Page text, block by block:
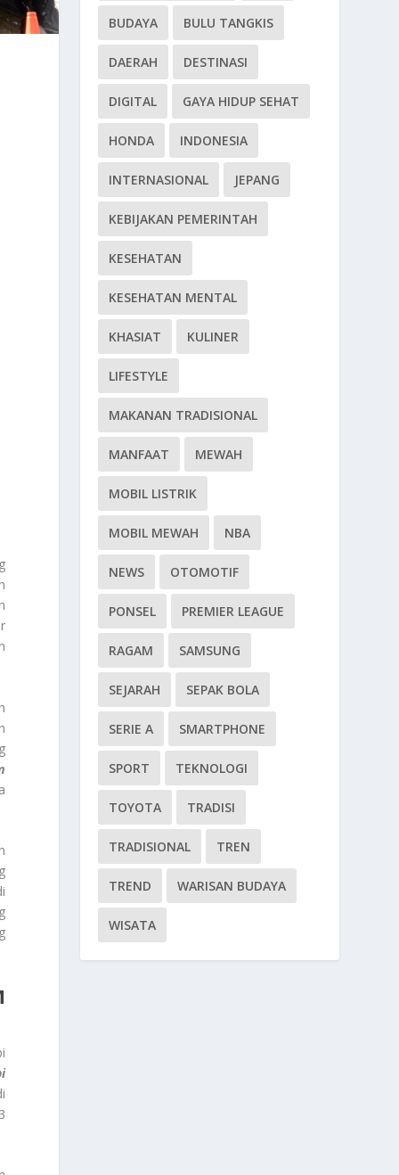
BUDAYA BULU TANGKIS
DAERAH DESTINASI
DIGITAL GAYA HIDUP SEHAT
HONDA INDONESIA
INTERNASIONAL JEPANG
KEBIJAKAN PEMERINTAH
KESEHATAN
KESEHATAN MENTAL
KHASIAT KULINER
LIFESTYLE
MAKANAN TRADISIONAL
MANFAAT MEWAH
MOBIL LISTRIK
MOBIL MEWAH NBA
NEWS OTOMOTIF
PONSEL PREMIER LEAGUE
RAGAM SAMSUNG
SEJARAH SEPAK BOLA
SERIE A SMARTPHONE
SPORT TEKNOLOGI
TOYOTA TRADISI
TRADISIONAL TREN
TREND WARISAN BUDAYA
WISATA